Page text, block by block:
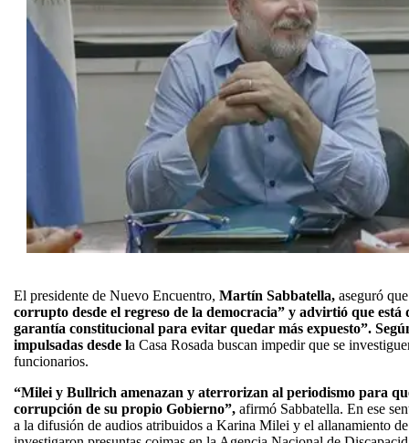
El presidente de Nuevo Encuentro, Martín Sabbatella, aseguró
corrupto desde el regreso de la democracia” y advirtió que
garantía constitucional para evitar quedar más expuesto”.
impulsadas desde la Casa Rosada buscan impedir que se
funcionarios.
“Milei y Bullrich amenazan y aterrorizan al periodismo para
corrupción de su propio Gobierno”, afirmó Sabbatella. En ese
a la difusión de audios atribuidos a Karina Milei y el allanamiento